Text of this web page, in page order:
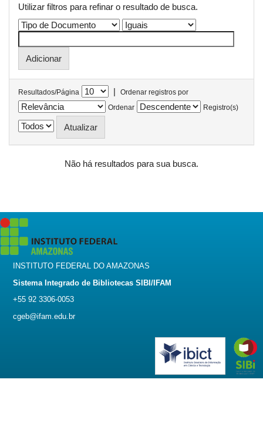
Utilizar filtros para refinar o resultado de busca.
Resultados/Página |
Ordenar registros por
Ordenar
Registro(s)
Não há resultados para sua busca.
INSTITUTO FEDERAL DO AMAZONAS
Sistema Integrado de Bibliotecas SIBI/IFAM
+55 92 3306-0053
cgeb@ifam.edu.br